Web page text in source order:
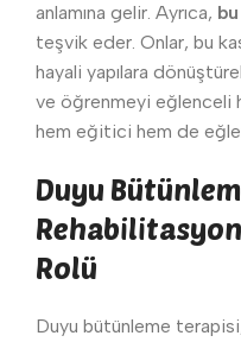
anlamına gelir. Ayrıca,
teşvik eder. Onlar, bu
hayali yapılara
ve öğrenmeyi eğlenceli
hem eğitici hem de
Duyu
Rolü
Duyu bütünleme